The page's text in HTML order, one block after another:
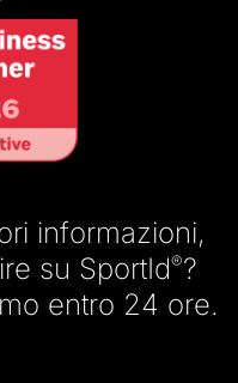
informazioni,
su SportId®?
entro 24 ore.